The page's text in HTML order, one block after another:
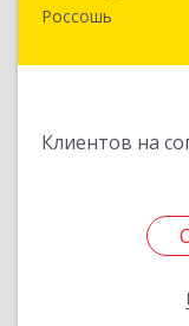
Россошь
Клиентов на
396650,